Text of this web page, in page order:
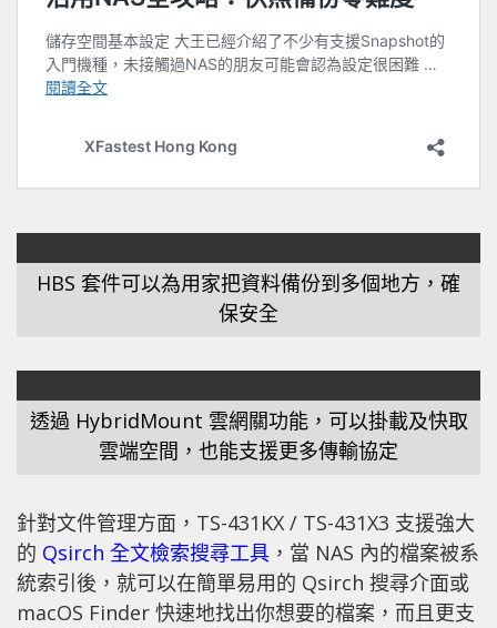
HBS 套件可以為用家把資料備份到多個地方，確
保安全
透過 HybridMount 雲網關功能，可以掛載及快取
雲端空間，也能支援更多傳輸協定
針對文件管理方面，TS-431KX / TS-431X3 支援強大
的 Qsirch 全文檢索搜尋工具 ，當 NAS 內的檔案被系
統索引後，就可以在簡單易用的 Qsirch 搜尋介面或
macOS Finder 快速地找出你想要的檔案，而且更支